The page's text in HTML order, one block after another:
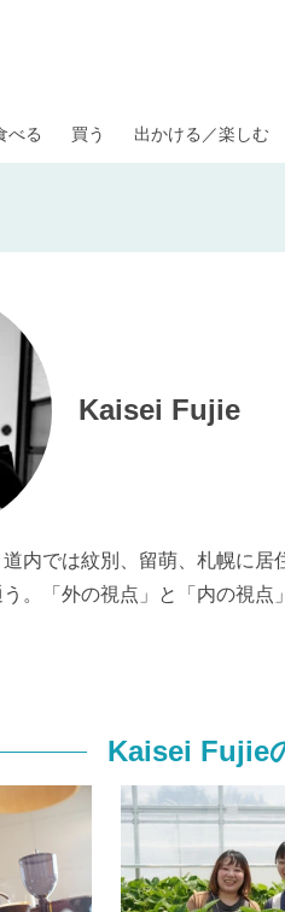
べる 買う 出かける／楽しむ
Kaisei Fujie
内では紋別、留萌、札幌に居
。「外の視点」と「内の視点
Kaisei Fujie